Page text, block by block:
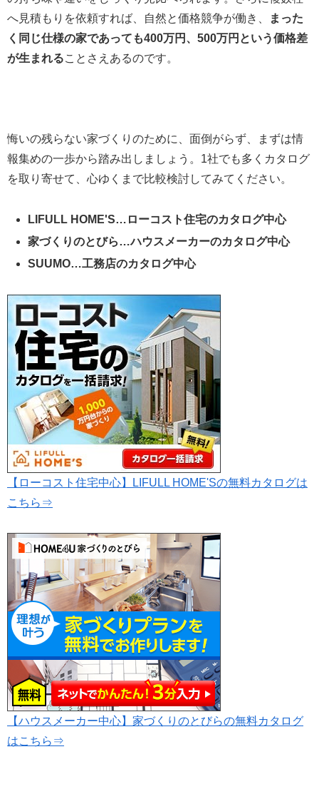
へ見積もりを依頼すれば、自然と価格競争が働き、
まった
く同じ仕様の家であっても400万円、500万円という価格差
が生まれることさえあるのです。
悔いの残らない家づくりのために、面倒がらず、まずは情
報集めの一歩から踏み出しましょう。1社でも多くカタログ
を取り寄せて、心ゆくまで比較検討してみてください。
LIFULL HOME'S…ローコスト住宅のカタログ中心
家づくりのとびら…ハウスメーカーのカタログ中心
SUUMO…工務店のカタログ中心
【ローコスト住宅中心】LIFULL HOME'Sの無料カタログは
こちら⇒
【ハウスメーカー中心】家づくりのとびらの無料カタログ
はこちら⇒